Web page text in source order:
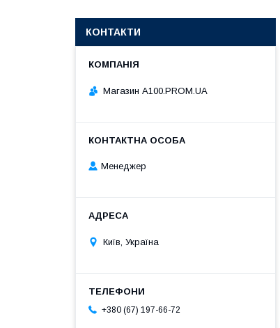
КОНТАКТИ
Магазин A100.PROM.UA
Менеджер
Київ, Україна
+380 (67) 197-66-72